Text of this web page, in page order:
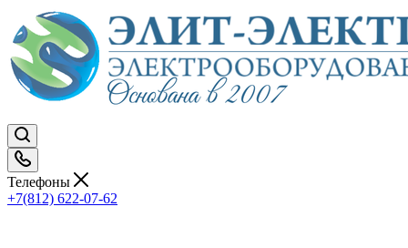
Телефоны
+7(812) 622-07-62